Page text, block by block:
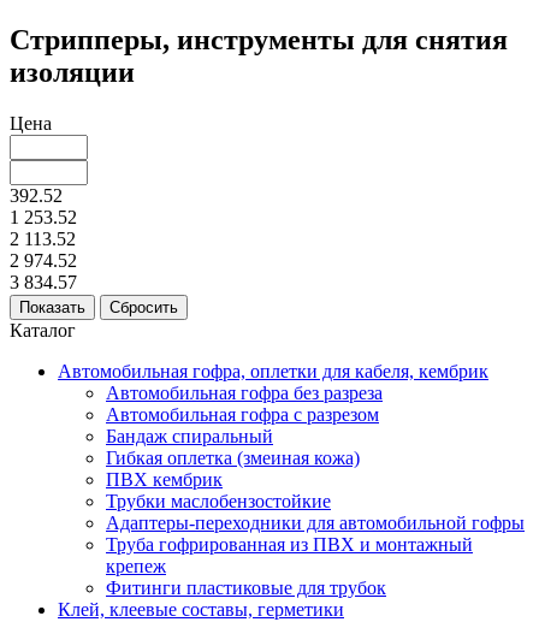
Стрипперы, инструменты для снятия
изоляции
Цена
392.52
1 253.52
2 113.52
2 974.52
3 834.57
Каталог
Автомобильная гофра, оплетки для кабеля, кембрик
Автомобильная гофра без разреза
Автомобильная гофра с разрезом
Бандаж спиральный
Гибкая оплетка (змеиная кожа)
ПВХ кембрик
Трубки маслобензостойкие
Адаптеры-переходники для автомобильной гофры
Труба гофрированная из ПВХ и монтажный
крепеж
Фитинги пластиковые для трубок
Клей, клеевые составы, герметики